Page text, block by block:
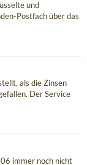
und
Postfach über das
als die Zinsen
Der Service
immer noch nicht